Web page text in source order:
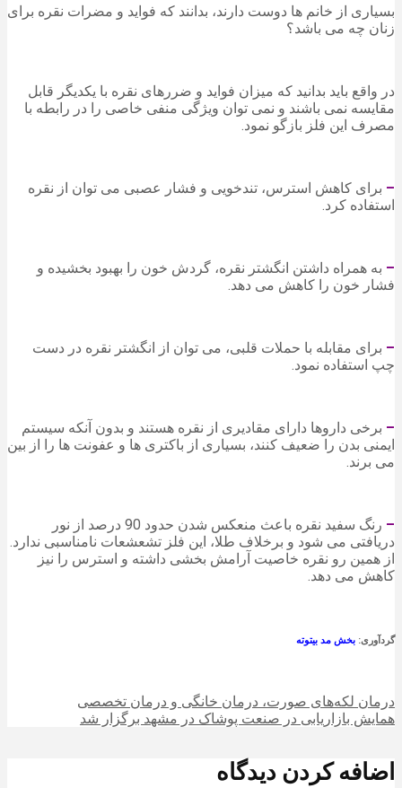
بسیاری از خانم ها دوست دارند، بدانند که فواید و مضرات نقره برای
زنان چه می باشد؟
در واقع باید بدانید که میزان فواید و ضررهای نقره با یکدیگر قابل
مقایسه نمی باشند و نمی توان ویژگی منفی خاصی را در رابطه با
مصرف این فلز بازگو نمود.
– برای کاهش استرس، تندخویی و فشار عصبی می توان از نقره
استفاده کرد.
– به همراه داشتن انگشتر نقره، گردش خون را بهبود بخشیده و
فشار خون را کاهش می دهد.
– برای مقابله با حملات قلبی، می توان از انگشتر نقره در دست
چپ استفاده نمود.
– برخی داروها دارای مقادیری از نقره هستند و بدون آنکه سیستم
ایمنی بدن را ضعیف کنند، بسیاری از باکتری ها و عفونت ها را از بین
می برند.
–
رنگ سفید نقره باعث منعکس شدن حدود 90 درصد از نور
دریافتی می شود و برخلاف طلا، این فلز تشعشعات نامناسبی ندارد.
از همین رو نقره خاصیت آرامش بخشی داشته و استرس را نیز
کاهش می دهد.
گردآوری: بخش مد بیتوته
درمان لکه‌های صورت، درمان خانگی و درمان تخصصی
همایش بازاریابی در صنعت پوشاک در مشهد برگزار شد
اضافه کردن دیدگاه